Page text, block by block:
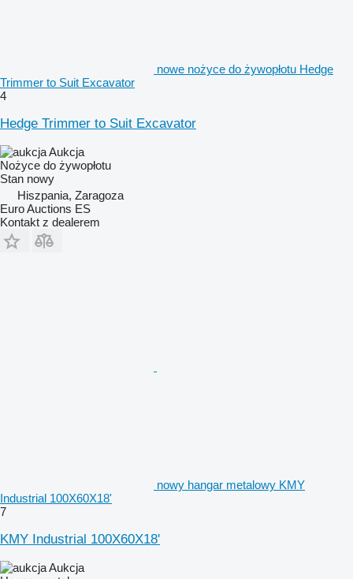
nowe nożyce do żywopłotu Hedge
Trimmer to Suit Excavator
4
Hedge Trimmer to Suit Excavator
Aukcja
Nożyce do żywopłotu
Stan nowy
Hiszpania, Zaragoza
Euro Auctions ES
Kontakt z dealerem
nowy hangar metalowy KMY
Industrial 100X60X18'
7
KMY Industrial 100X60X18'
Aukcja